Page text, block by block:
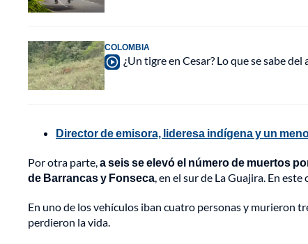
COLOMBIA
¿Un tigre en Cesar? Lo que se sabe
Director de emisora, lideresa indígena y un
Por otra parte,a seis se elevó el número de muertos
de Barrancas y Fonseca, en el sur de La Guajira. En
En uno de los vehículos iban cuatro personas y murieron
perdieron la vida.